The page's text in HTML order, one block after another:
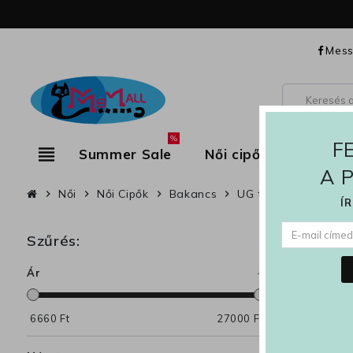
view_headline Summer Sale
%
Női cipők Női
chevron_right Női chevron_right Női Cipők chevron_right Bakancs chevron_right UG típusú bakancs
Szűrés:
Ár
6660 Ft 27000 Ft
UG
A